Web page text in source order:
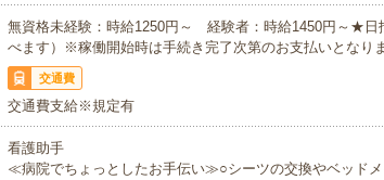
無資格未経験：時給1250円～ 経験者：時給1450円～★日
べます）※稼働開始時は手続き完了次第のお支払いとなりま
交通費
交通費支給※規定有
看護助手
≪病院でちょっとしたお手伝い≫○シーツの交換やベッド